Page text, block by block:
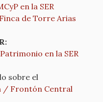
en la SER
de Torre Arias
en la SER
sobre el
/ Frontón Central